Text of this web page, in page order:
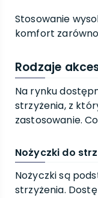
Stosowanie
komfort zarówno
Rodzaje
Na rynku
strzyżenia, z
zastosowanie.
Nożyczki do
Nożyczki są
strzyżenia.